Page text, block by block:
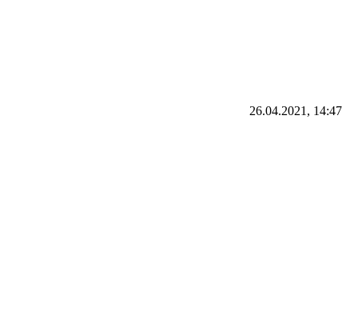
26.04.2021, 14:47